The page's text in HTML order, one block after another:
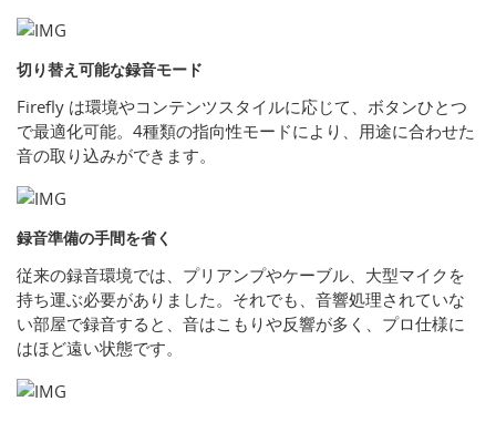
切り替え可能な録音モード
Firefly は環境やコンテンツスタイルに応じて、ボタンひとつ
で最適化可能。4種類の指向性モードにより、用途に合わせた
音の取り込みができます。
録音準備の手間を省く
従来の録音環境では、プリアンプやケーブル、大型マイクを
持ち運ぶ必要がありました。それでも、音響処理されていな
い部屋で録音すると、音はこもりや反響が多く、プロ仕様に
はほど遠い状態です。